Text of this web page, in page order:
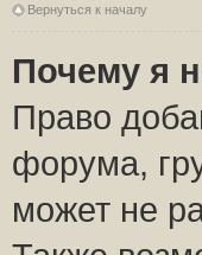
Вернуться к началу
Почему я
Право
форума,
может не